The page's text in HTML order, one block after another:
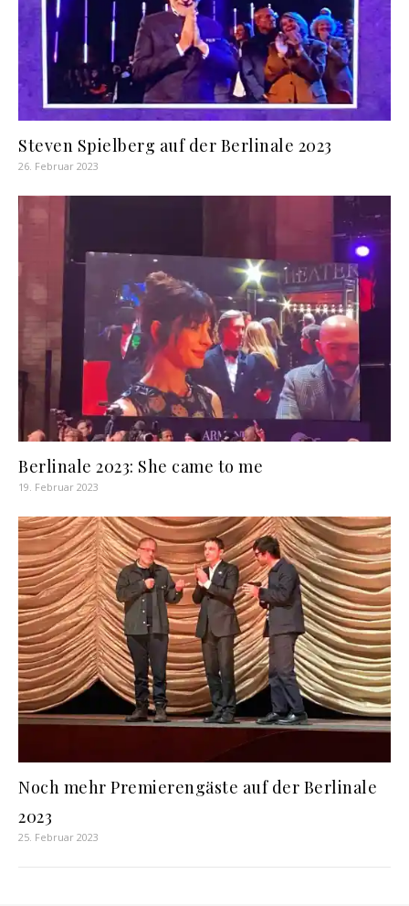
Steven Spielberg auf der Berlinale 2023
26. Februar 2023
Berlinale 2023: She came to me
19. Februar 2023
Noch mehr Premierengäste auf der Berlinale
2023
25. Februar 2023